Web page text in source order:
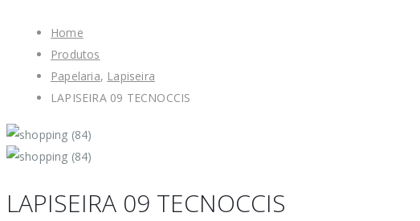
Home
Produtos
Papelaria, Lapiseira
LAPISEIRA 09 TECNOCCIS
LAPISEIRA 09 TECNOCCIS